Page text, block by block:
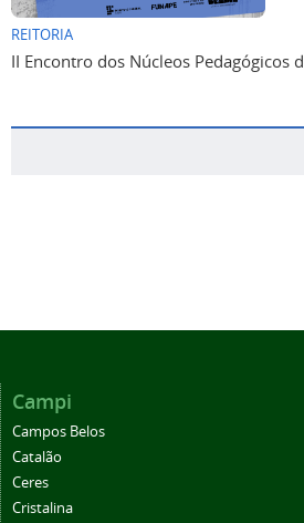
REITORIA
II Encontro dos Núcleos Pedagógicos
Campi
Campos Belos
Catalão
Ceres
Cristalina